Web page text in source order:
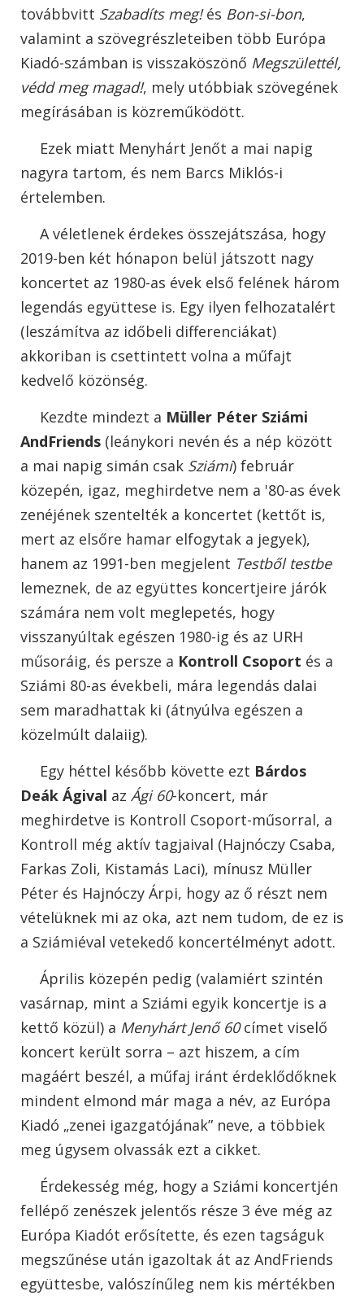
továbbvitt Szabadíts meg!és Bon-si-bon,
valamint a szövegrészleteiben több Európa
Kiadó-számban is visszaköszönő Megszülettél,
védd meg magad!, mely utóbbiak szövegének
megírásában is közreműködött.
Ezek miatt Menyhárt Jenőt a mai napig
nagyra tartom, és nem Barcs Miklós-i
értelemben.
A véletlenek érdekes összejátszása, hogy
2019-ben két hónapon belül játszott nagy
koncertet az 1980-as évek első felének három
legendás együttese is. Egy ilyen felhozatalért
(leszámítva az időbeli differenciákat)
akkoriban is csettintett volna a műfajt
kedvelő közönség.
Kezdte mindezt a Müller Péter Sziámi
AndFriends (leánykori nevén és a nép között
a mai napig simán csak Sziámi) február
közepén, igaz, meghirdetve nem a '80-as évek
zenéjének szentelték a koncertet (kettőt is,
mert az elsőre hamar elfogytak a jegyek),
hanem az 1991-ben megjelent Testből testbe
lemeznek, de az együttes koncertjeire járók
számára nem volt meglepetés, hogy
visszanyúltak egészen 1980-ig és az URH
műsoráig, és persze a Kontroll Csoport és a
Sziámi 80-as évekbeli, mára legendás dalai
sem maradhattak ki (átnyúlva egészen a
közelmúlt dalaiig).
Egy héttel később követte ezt Bárdos
Deák Ágival az Ági 60-koncert, már
meghirdetve is Kontroll Csoport-műsorral, a
Kontroll még aktív tagjaival (Hajnóczy Csaba,
Farkas Zoli, Kistamás Laci), mínusz Müller
Péter és Hajnóczy Árpi, hogy az ő részt nem
vételüknek mi az oka, azt nem tudom, de ez is
a Sziámiéval vetekedő koncertélményt adott.
Április közepén pedig (valamiért szintén
vasárnap, mint a Sziámi egyik koncertje is a
kettő közül) a Menyhárt Jenő 60címet viselő
koncert került sorra – azt hiszem, a cím
magáért beszél, a műfaj iránt érdeklődőknek
mindent elmond már maga a név, az Európa
Kiadó „zenei igazgatójának” neve, a többiek
meg úgysem olvassák ezt a cikket.
Érdekesség még, hogy a Sziámi koncertjén
fellépő zenészek jelentős része 3 éve még az
Európa Kiadót erősítette, és ezen tagságuk
megszűnése után igazoltak át az AndFriends
együttesbe, valószínűleg nem kis mértékben